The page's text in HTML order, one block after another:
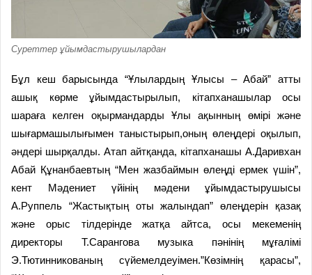
Суреттер ұйымдастырушылардан
Бұл кеш барысында “Ұлылардың Ұлысы – Абай” атты
ашық көрме ұйымдастырылып, кітапханашылар осы
шараға келген оқырмандарды Ұлы ақынның өмірі және
шығармашылығымен таныстырып,оның өлеңдері оқылып,
әндері шырқалды. Атап айтқанда, кітапханашы А.Даривхан
Абай Құнанбаевтың “Мен жазбаймын өлеңді ермек үшін”,
кент Мәдениет үйінің мәдени ұйымдастырушысы
А.Руппель “Жастықтың оты жалындап” өлеңдерін қазақ
және орыс тілдерінде жатқа айтса, осы мекеменің
директоры Т.Сарангова музыка пәнінің мұғалімі
Э.Тютинникованың сүйемелдеуімен.”Көзімнің қарасы”,